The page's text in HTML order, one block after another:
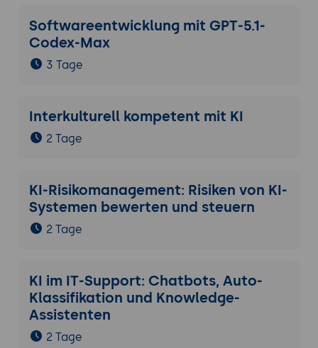
Dokumente direkt in den Kontext passen -
das verändert RAG-Architektur-Strategien.
Datenschutz-Patterns: Anonymisierung
Re-Ranking für höhere Antwort-Qualität:
Cross-Encoder, BM25-Kombination.
built.
Praxis-Übung:RAG-Architektur für einen
Beispiel-Use-Case (interner Wissens-Bot
für eine Behörde mit Personenbezug-
Komponenten-Auswahl mit Souveränitäts-
Begründung, Datenfluss-Diagramm,
Compliance-Aspekte; Vergleichs-Variante
mit DeepSeek V4 1M-Kontextfenster und
reduzierter RAG-Komplexität entwerfen.
Softwareentwicklung mit GPT-5.1-
Codex-Max
3 Tage
Interkulturell kompetent mit KI
2 Tage
KI-Risikomanagement: Risiken von KI-
Systemen bewerten und steuern
2 Tage
KI im IT-Support: Chatbots, Auto-
Klassifikation und Knowledge-
Assistenten
2 Tage